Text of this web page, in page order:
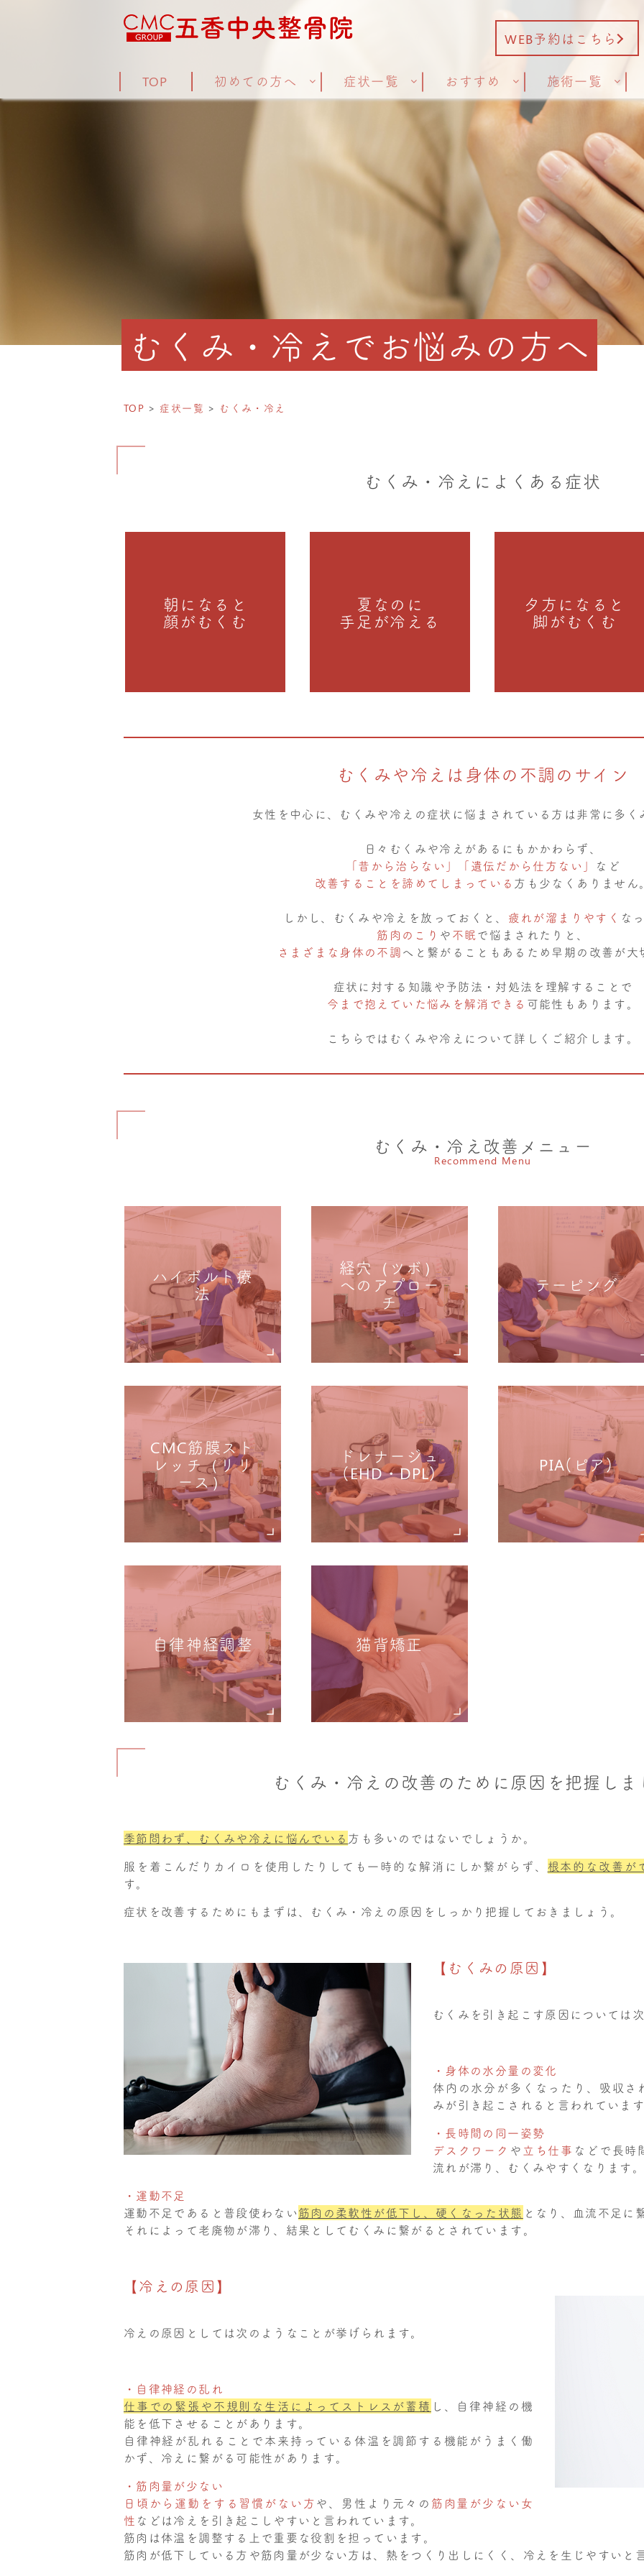
WEB予約はこちら
TOP 初めての方へ 症状一覧 おすすめ 施術一覧
むくみ・冷えでお悩みの方へ
TOP 症状一覧 むくみ・冷え
むくみ・冷えによくある症状
朝になると
顔がむくむ
夏なのに
手足が冷える
夕方になると
脚がむくむ
むくみや冷えは身体の不調のサイン
女性を中心に、むくみや冷えの症状に悩まされている方は非常に多く
日々むくみや冷えがあるにもかかわらず、
「昔から治らない」「遺伝だから仕方ない」
など
改善することを諦めてしまっている 方も少なくありません
しかし、むくみや冷えを放っておくと、 疲れが溜まりやすく な
筋肉のこり や不眠で悩まされたりと、
さまざまな身体の不調へと繋がることもあるため早期の改善が大
症状に対する知識や予防法・対処法を理解することで
今まで抱えていた悩みを解消できる 可能性もあります。
こちらではむくみや冷えについて詳しくご紹介します。
むくみ・冷え改善メニュー
Recommend Menu
ハイボルト療
法
経穴（ツボ）
へのアプロー
チ
テーピング
CMC筋膜スト
レッチ（リリ
ース）
ドレナージュ
(EHD・DPL)
PIA(ピア)
自律神経調整 猫背矯正
むくみ・冷えの改善のために原因を把握しま
季節問わず、むくみや冷えに悩んでいる 方も多いのではないでしょうか。
服を着こんだりカイロを使用したりしても一時的な解消にしか繋がらず、 根本的な改善が
す。
症状を改善するためにもまずは、むくみ・冷えの原因をしっかり把握しておきましょう。
【むくみの原因】
むくみを引き起こす原因については
・身体の水分量の変化
体内の水分が多くなったり、吸収
みが引き起こされると言われていま
・長時間の同一姿勢
デスクワーク や 立ち仕事 などで長時
流れが滞り、むくみやすくなります
・運動不足
運動不足であると普段使わない筋肉の柔軟性が低下し、硬くなった状態 となり、血流不足に
それによって老廃物が滞り、結果としてむくみに繋がるとされています。
【冷えの原因】
冷えの原因としては次のようなことが挙げられます。
・自律神経の乱れ
仕事での緊張や不規則な生活によってストレスが蓄積 し、自律神経の機
能を低下させることがあります。
自律神経が乱れることで本来持っている体温を調節する機能がうまく働
かず、冷えに繋がる可能性があります。
・筋肉量が少ない
日頃から運動をする習慣がない方や、男性より元々の 筋肉量が少ない女
性 などは冷えを引き起こしやすいと言われています。
筋肉は体温を調整する上で重要な役割を担っています。
筋肉が低下している方や筋肉量が少ない方は、熱をつくり出しにくく、冷えを生じやすいと